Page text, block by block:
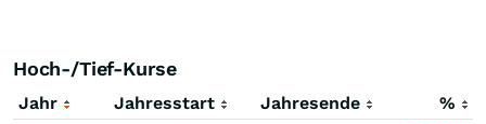
Hoch-/Tief-Kurse
Jahr Jahresstart Jahresende
%